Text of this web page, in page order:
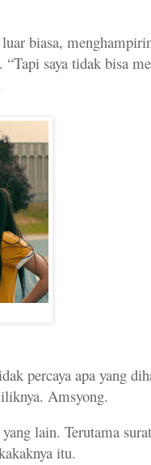
biasa,
“Tapi saya tidak bisa
percaya apa yang
Amsyong.
lain. Terutama
itu.